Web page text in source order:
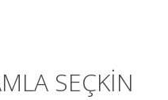
SEÇKİN